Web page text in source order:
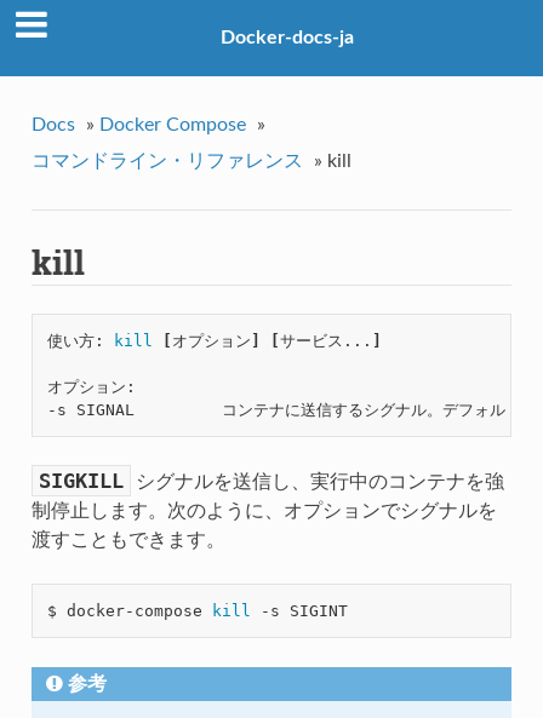
Docker-docs-ja
Docs » Docker Compose
»
コマンドライン・リファレンス
» kill
kill
使い方: kill オプション サービス...
オプション:
SIGKILL
シグナルを送信し、実行中のコンテナを強
制停止します。次のように、オプションでシグナルを
渡すこともできます。
$ docker-compose kill -s SIGINT
参考